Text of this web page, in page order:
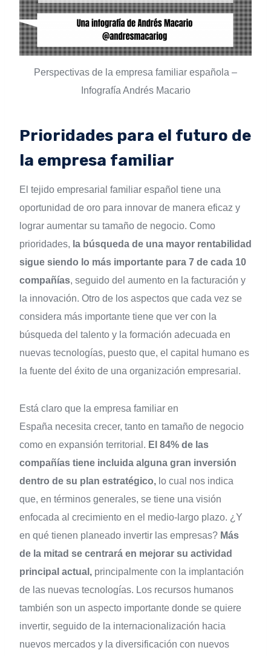
Perspectivas de la empresa familiar española –
Infografía Andrés Macario
Prioridades para el futuro de
la empresa familiar
El tejido empresarial familiar español tiene una
oportunidad de oro para innovar de manera eficaz y
lograr aumentar su tamaño de negocio. Como
prioridades, la búsqueda de una mayor rentabilidad
sigue siendo lo más importante para 7 de cada 10
compañías, seguido del aumento en la facturación y
la innovación. Otro de los aspectos que cada vez se
considera más importante tiene que ver con la
búsqueda del talento y la formación adecuada en
nuevas tecnologías, puesto que, el capital humano es
la fuente del éxito de una organización empresarial.
Está claro que la empresa familiar en
España necesita crecer, tanto en tamaño de negocio
como en expansión territorial. El 84% de las
compañías tiene incluida alguna gran inversión
dentro de su plan estratégico, lo cual nos indica
que, en términos generales, se tiene una visión
enfocada al crecimiento en el medio-largo plazo. ¿Y
en qué tienen planeado invertir las empresas? Más
de la mitad se centrará en mejorar su actividad
principal actual, principalmente con la implantación
de las nuevas tecnologías. Los recursos humanos
también son un aspecto importante donde se quiere
invertir, seguido de la internacionalización hacia
nuevos mercados y la diversificación con nuevos